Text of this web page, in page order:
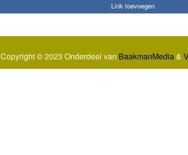
Link toevoegen
Copyright © 2023 Onderdeel van BaakmanMedia&